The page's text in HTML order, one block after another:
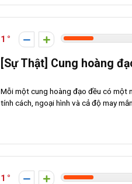
1
[Sự Thật] Cung hoàng
Mỗi một cung hoàng đạo đều có một
tính cách, ngoại hình và cả độ may
1